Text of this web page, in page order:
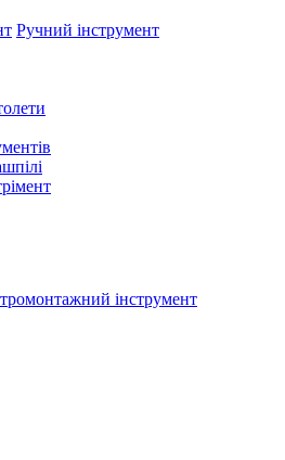
Ручний інструмент
інструмент